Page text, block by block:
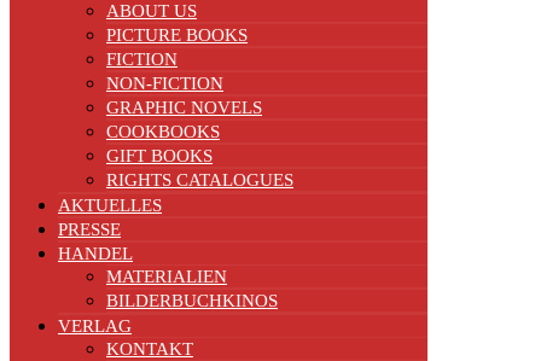
ABOUT US
PICTURE BOOKS
FICTION
NON-FICTION
GRAPHIC NOVELS
COOKBOOKS
GIFT BOOKS
RIGHTS CATALOGUES
AKTUELLES
PRESSE
HANDEL
MATERIALIEN
BILDERBUCHKINOS
VERLAG
KONTAKT